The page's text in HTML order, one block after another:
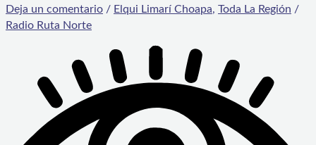
Deja un comentario / Elqui Limarí Choapa, Toda La Región /
Radio Ruta Norte